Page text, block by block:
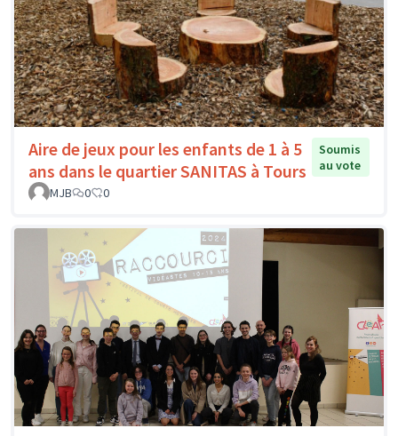
Aire de jeux pour les enfants de 1 à 5
ans dans le quartier SANITAS à Tours
Soumis
au vote
MJB
0 0